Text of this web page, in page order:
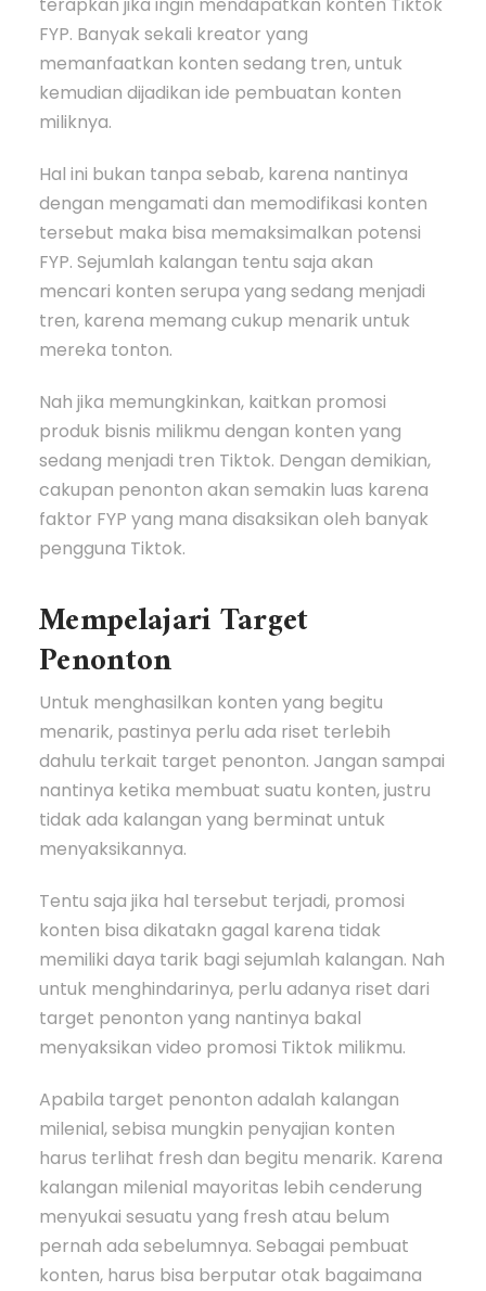
FYP. Banyak sekali kreator yang
memanfaatkan konten sedang tren, untuk
kemudian dijadikan ide pembuatan konten
miliknya.
Hal ini bukan tanpa sebab, karena nantinya
dengan mengamati dan memodifikasi konten
tersebut maka bisa memaksimalkan potensi
FYP. Sejumlah kalangan tentu saja akan
mencari konten serupa yang sedang menjadi
tren, karena memang cukup menarik untuk
mereka tonton.
Nah jika memungkinkan, kaitkan promosi
produk bisnis milikmu dengan konten yang
sedang menjadi tren Tiktok. Dengan demikian,
cakupan penonton akan semakin luas karena
faktor FYP yang mana disaksikan oleh banyak
pengguna Tiktok.
Mempelajari Target
Penonton
Untuk menghasilkan konten yang begitu
menarik, pastinya perlu ada riset terlebih
dahulu terkait target penonton. Jangan sampai
nantinya ketika membuat suatu konten, justru
tidak ada kalangan yang berminat untuk
menyaksikannya.
Tentu saja jika hal tersebut terjadi, promosi
konten bisa dikatakn gagal karena tidak
memiliki daya tarik bagi sejumlah kalangan. Nah
untuk menghindarinya, perlu adanya riset dari
target penonton yang nantinya bakal
menyaksikan video promosi Tiktok milikmu.
Apabila target penonton adalah kalangan
milenial, sebisa mungkin penyajian konten
harus terlihat fresh dan begitu menarik. Karena
kalangan milenial mayoritas lebih cenderung
menyukai sesuatu yang fresh atau belum
pernah ada sebelumnya. Sebagai pembuat
konten, harus bisa berputar otak bagaimana